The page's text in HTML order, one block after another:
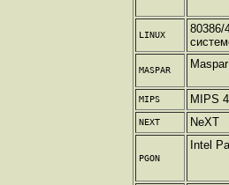
LINUX
80386/
MASPAR Maspar
MIPS MIPS
NEXT NeXT
PGON
Intel